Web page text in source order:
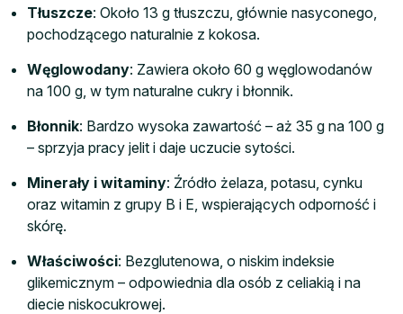
Tłuszcze: Około 13 g tłuszczu, głównie nasyconego,
pochodzącego naturalnie z kokosa.
Węglowodany: Zawiera około 60 g węglowodanów
na 100 g, w tym naturalne cukry i błonnik.
Błonnik: Bardzo wysoka zawartość – aż 35 g na 100 g
– sprzyja pracy jelit i daje uczucie sytości.
Minerały i witaminy: Źródło żelaza, potasu, cynku
oraz witamin z grupy B i E, wspierających odporność i
skórę.
Właściwości: Bezglutenowa, o niskim indeksie
glikemicznym – odpowiednia dla osób z celiakią i na
diecie niskocukrowej.